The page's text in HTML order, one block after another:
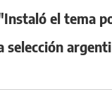
el tema